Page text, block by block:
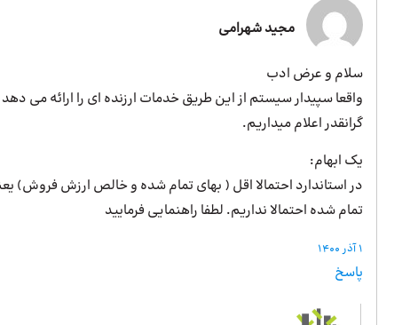
مجید شهرامی
سلام و عرض ادب
واقعا سپیدار سیستم از این طریق خدمات ارزنده ای را ارائه می
گرانقدر اعلام میداریم.
یک ابهام:
تمام شده احتمالا نداریم. لطفا راهنمایی فرمایید
1 آذر 1400
پاسخ